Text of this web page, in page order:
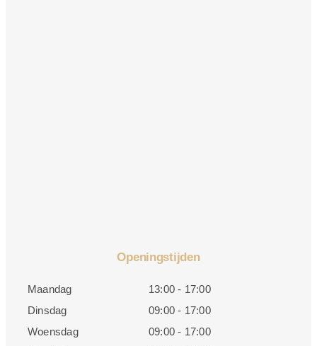
Openingstijden
Maandag
13:00 - 17:00
Dinsdag
09:00 - 17:00
Woensdag
09:00 - 17:00